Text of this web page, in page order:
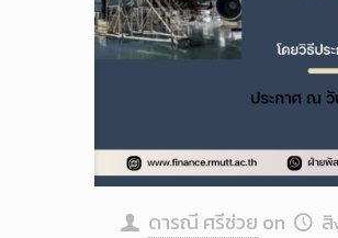
ดารณี ศรีช่วย on